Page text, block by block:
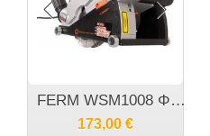
FERM WSM1008 Φρέζα αυλακώσεων (Καναλοποιός) 1650 Watt - 150mm
173,00 €